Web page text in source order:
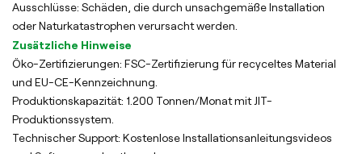
Ausschlüsse: Schäden, die durch unsachgemäße Installation
oder Naturkatastrophen verursacht werden.
Zusätzliche Hinweise
Öko-Zertifizierungen: FSC-Zertifizierung für recyceltes Material
und EU-CE-Kennzeichnung.
Produktionskapazität: 1.200 Tonnen/Monat mit JIT-
Produktionssystem.
Technischer Support: Kostenlose Installationsanleitungsvideos